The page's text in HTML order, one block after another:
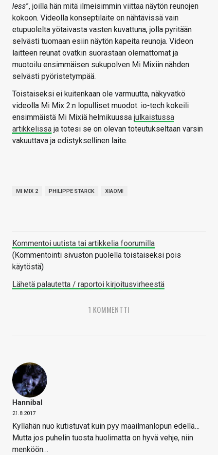
less”, joilla hän mitä ilmeisimmin viittaa näytön reunojen
kokoon. Videolla konseptilaite on nähtävissä vain
etupuolelta yötaivasta vasten kuvattuna, jolla pyritään
selvästi tuomaan esiin näytön kapeita reunoja. Videon
laitteen reunat ovatkin suorastaan olemattomat ja
muotoilu ensimmäisen sukupolven Mi Mixiin nähden
selvästi pyöristetympää.
Toistaiseksi ei kuitenkaan ole varmuutta, näkyvätkö
videolla Mi Mix 2:n lopulliset muodot. io-tech kokeili
ensimmäistä Mi Mixiä helmikuussa julkaistussa
artikkelissa ja totesi se on olevan toteutukseltaan varsin
vakuuttava ja edistyksellinen laite.
MI MIX 2 PHILIPPE STARCK XIAOMI
Kommentoi uutista tai artikkelia foorumilla
(Kommentointi sivuston puolella toistaiseksi pois
käytöstä)
Lähetä palautetta / raportoi kirjoitusvirheestä
1 KOMMENTTI
Hannibal
21.8.2017
Kyllähän nuo kutistuvat kuin pyy maailmanlopun edellä…
Mutta jos puhelin tuosta huolimatta on hyvä vehje, niin
menköön…